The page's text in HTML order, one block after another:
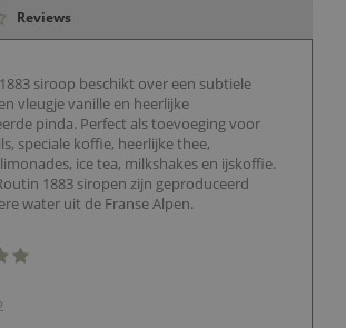
Reviews
siroop beschikt over een subtiele
vleugje vanille en heerlijke
pinda. Perfect als toevoeging voor
speciale koffie, heerlijke thee,
ice tea, milkshakes en ijskoffie.
1883 siropen zijn geproduceerd
water uit de Franse Alpen.